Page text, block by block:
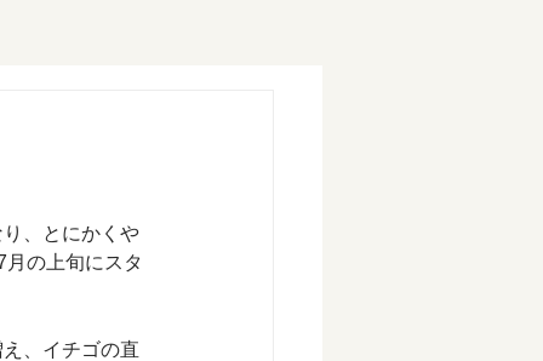
、とにかくや
の上旬にスタ
、イチゴの直